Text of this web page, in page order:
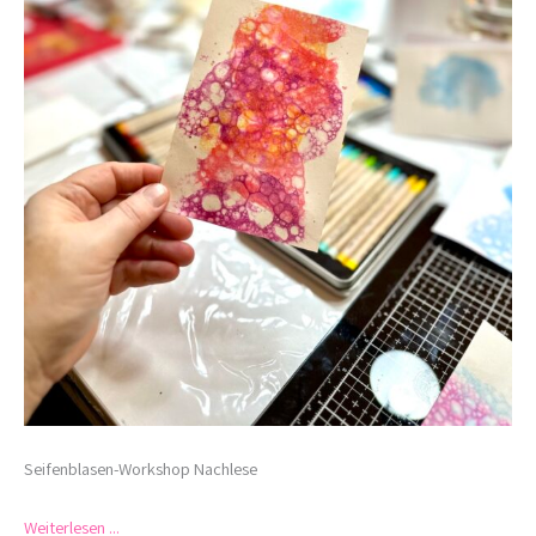
Seifenblasen-Workshop Nachlese
Weiterlesen ...